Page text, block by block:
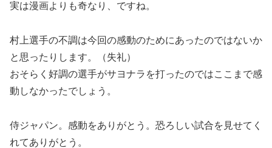
実は漫画よりも奇なり、ですね。
村上選手の不調は今回の感動のためにあったのではないか
と思ったりします。（失礼）
おそらく好調の選手がサヨナラを打ったのではここまで感
動しなかったでしょう。
侍ジャパン。感動をありがとう。恐ろしい試合を見せてく
れてありがとう。